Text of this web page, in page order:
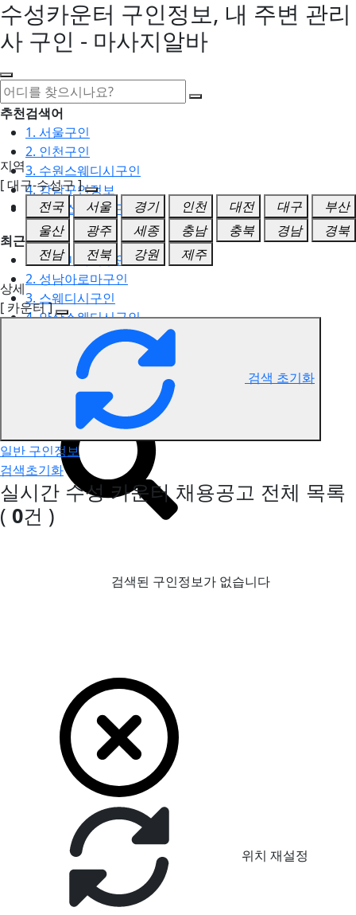
수성카운터 구인정보, 내 주변 관리
사 구인 - 마사지알바
추천검색어
1. 서울구인
2. 인천구인
3. 수원스웨디시구인
4. 강남구인정보
5. 동탄스웨디시구인
최근검색어
1. 일산마사지구인
2. 성남아로마구인
3. 스웨디시구인
4. 안산스웨디시구인
5. 아로마구인
수성 카운터 구인정보
지역
[ 대구-수성구 ]
전국
서울 경기 인천 대전 대구
부산
울산
광주 세종 충남 충북 경남
경북
전남
전북 강원
제주
상세
[ 카운터 ]
검색 초기화
일반 구인정보
검색초기화
실시간 수성 카운터 채용공고 전체 목록
( 0건 )
검색된 구인정보가 없습니다
위치 재설정